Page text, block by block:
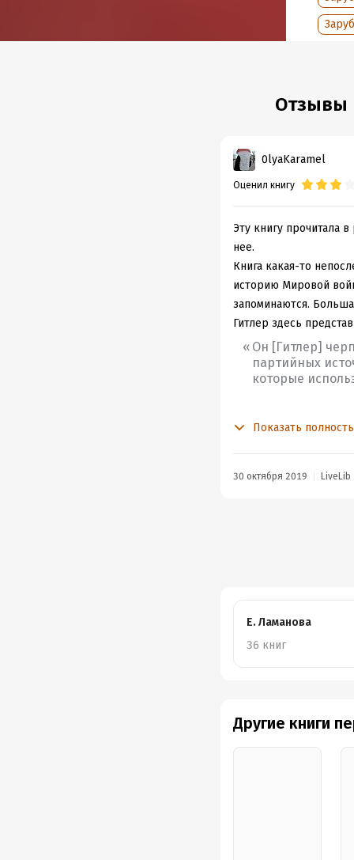
Год
Отзывы
0lyaKaramel
Оценил книгу
Эту книгу прочитала
нее.
Книга какая-то
историю Мировой
запоминаются.
Гитлер здесь
Он [Гитлер]
партийных
которые
мой взгляд, в ней он
Показать
30 октября 2019 LiveLib
Е. Ламанова
36 книг
Другие книги